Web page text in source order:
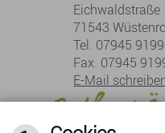
Eichwaldstraße
71543
Tel. 07945
Fax. 07945
E-Mail
Rathaus